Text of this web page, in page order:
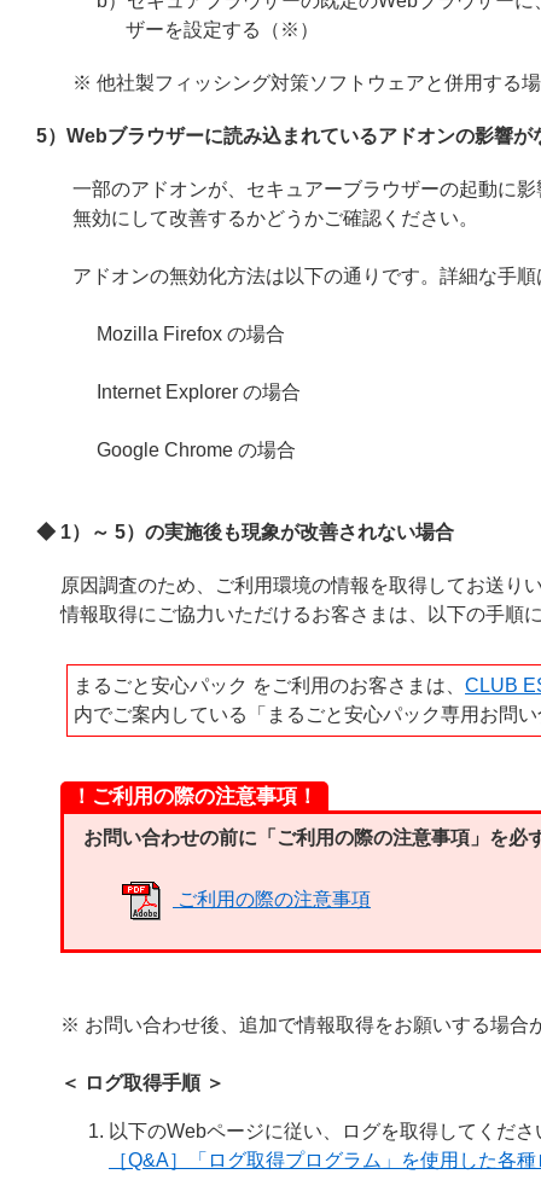
ザーを設定する（※）
※ 他社製フィッシング対策ソフトウェアと併用する
5）Webブラウザーに読み込まれているアドオンの影響が
一部のアドオンが、セキュアーブラウザーの起動に
無効にして改善するかどうかご確認ください。
アドオンの無効化方法は以下の通りです。詳細な手
Mozilla Firefox の場合
Internet Explorer の場合
Google Chrome の場合
◆ 1）～ 5）の実施後も現象が改善されない場合
原因調査のため、ご利用環境の情報を取得してお送り
情報取得にご協力いただけるお客さまは、以下の手順
まるごと安心パック をご利用のお客さまは、 CLUB
内でご案内している「まるごと安心パック専用お問
！ご利用の際の注意事項！
お問い合わせの前に「 ご利用の際の注意事項 」を必
ご利用の際の注意事項
※ お問い合わせ後、追加で情報取得をお願いする場合
＜ ログ取得手順 ＞
以下のWebページに従い、ログを取得してくださ
［Q&A］「ログ取得プログラム」を使用した各